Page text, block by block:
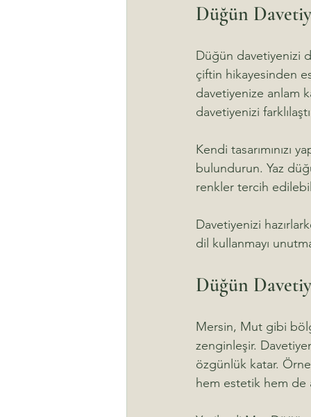
Düğün
Düğün davetiyenizi
çiftin hikayesinden
davetiyenize anlam
davetiyenizi
Kendi tasarımınızı
bulundurun. Yaz
renkler tercih
Davetiyenizi
dil kullanmayı
Düğün
Mersin, Mut gibi
zenginleşir.
özgünlük katar.
hem estetik hem de